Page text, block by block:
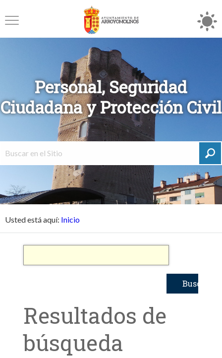
Personal, Seguridad
Ciudadana y Protección Civil
Usted está aquí: Inicio
Resultados de
búsqueda